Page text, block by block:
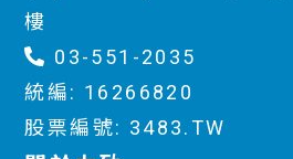
樓
03-551-2035
統編: 16266820
股票編號: 3483.TW